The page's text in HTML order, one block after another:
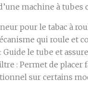
machine à tubes
pour le tabac à
qui roule et
Guide le tube et
: Permet de placer
sur certains